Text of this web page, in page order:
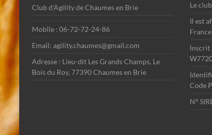
Club d'Agility de Chaumes en Brie
Mobile : 06-72-72-24-86
Email: agility.chaumes@gmail.com
Adresse : Lieu-dit Les Grands Champs, Le
Bois du Roy, 77390 Chaumes en Brie
Le
Il est
France
Inscrit
Code
N°